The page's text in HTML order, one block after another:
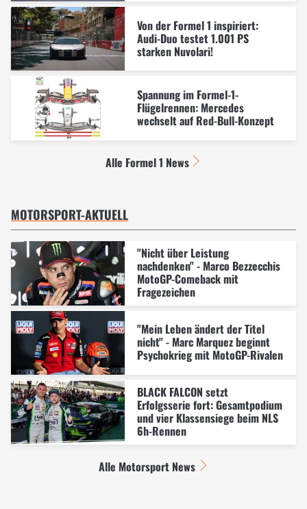
Von der Formel 1 inspiriert:
Audi-Duo testet 1.001 PS
starken Nuvolari!
Spannung im Formel-1-
Flügelrennen: Mercedes
wechselt auf Red-Bull-Konzept
Alle Formel 1 News
MOTORSPORT-AKTUELL
"Nicht über Leistung
nachdenken" - Marco Bezzecchis
MotoGP-Comeback mit
Fragezeichen
"Mein Leben ändert der Titel
nicht" - Marc Marquez beginnt
Psychokrieg mit MotoGP-Rivalen
BLACK FALCON setzt
Erfolgsserie fort: Gesamtpodium
und vier Klassensiege beim NLS
6h-Rennen
Alle Motorsport News